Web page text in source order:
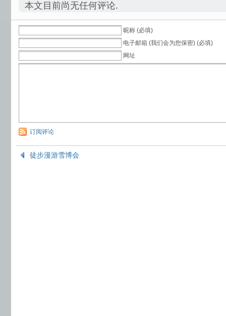
本文目前尚无任何评论.
昵称 (必填)
电子邮箱 (我们会为您保密) (必填)
网址
订阅评论
徒步漫游雪博会